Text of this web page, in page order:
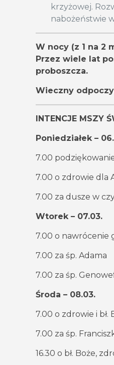
krzyżowej.
nabożeństwie
W nocy (z 1 na 2
Przez wiele lat
proboszcza.
Wieczny
INTENCJE MSZY
Poniedziałek –
7.00
7.00 o zdrowie dla
7.00 za dusze w
Wtorek – 07.03.
7.00 o nawrócenie
7.00 za śp. Adama
7.00 za śp.
Środa – 08.03.
7.00 o zdrowie i
7.00 za śp.
16.30 o bł. Boże,